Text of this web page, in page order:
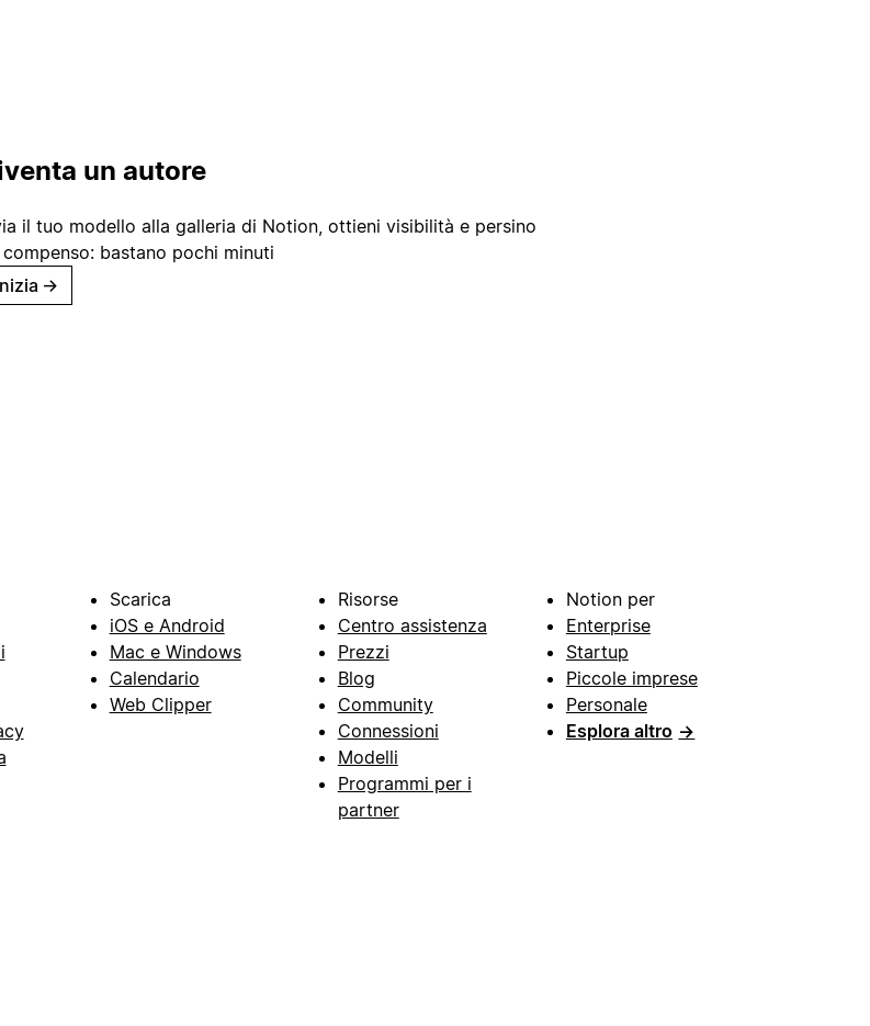
un autore
il tuo modello alla galleria di Notion, ottieni visibilità e persino
compenso: bastano pochi minuti
→
Scarica
iOS e Android
Mac e Windows
Calendario
Web Clipper
Risorse
Centro assistenza
Prezzi
Blog
Community
Connessioni
Modelli
Programmi per i
partner
Notion per
Enterprise
Startup
Piccole imprese
Personale
Esplora altro →